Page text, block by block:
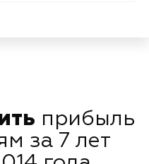
прибыль
за 7 лет